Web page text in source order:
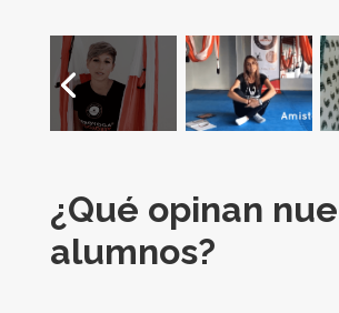
¿Qué opinan
alumnos?